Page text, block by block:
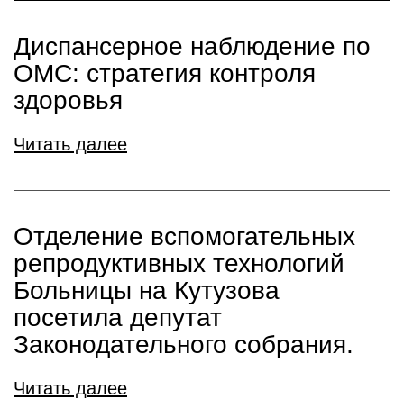
Диспансерное наблюдение по
ОМС: стратегия контроля
здоровья
Читать далее
Отделение вспомогательных
репродуктивных технологий
Больницы на Кутузова
посетила депутат
Законодательного собрания.
Читать далее